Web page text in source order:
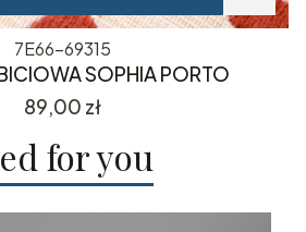
7E66-69315
SOPHIA PORTO
Cena
89,00 zł
for you